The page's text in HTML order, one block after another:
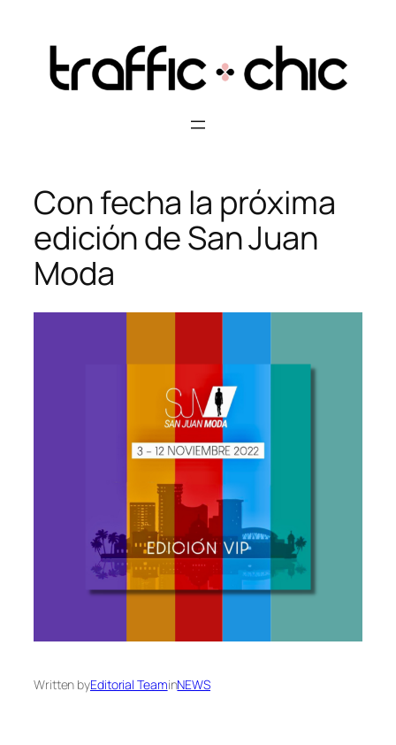
content
Con fecha la próxima
edición de San Juan
Moda
Written byEditorial TeaminNEWS